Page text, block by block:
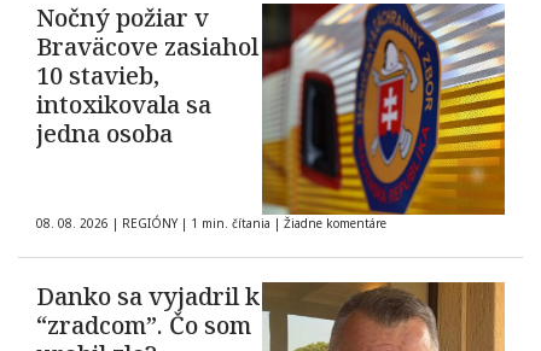
Nočný požiar v
Braväcove zasiahol
10 stavieb,
intoxikovala sa
jedna osoba
08. 08. 2026 | REGIÓNY | 1 min. čítania | Žiadne komentáre
Danko sa vyjadril k
“zradcom”. Čo som